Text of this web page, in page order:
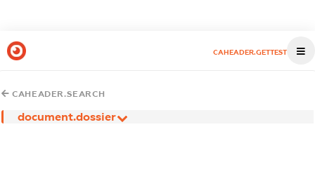
CAHEADER.GETTEST
CAHEADER.SEARCH
document.dossier